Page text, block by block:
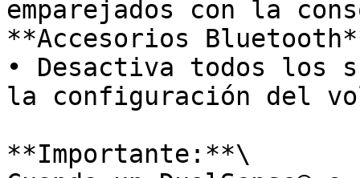
emparejados con la
**Accesorios
• Desactiva todos los
la configuración del
**Importante:**\